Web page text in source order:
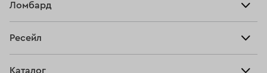
Ломбард
Ресейл
Каталог